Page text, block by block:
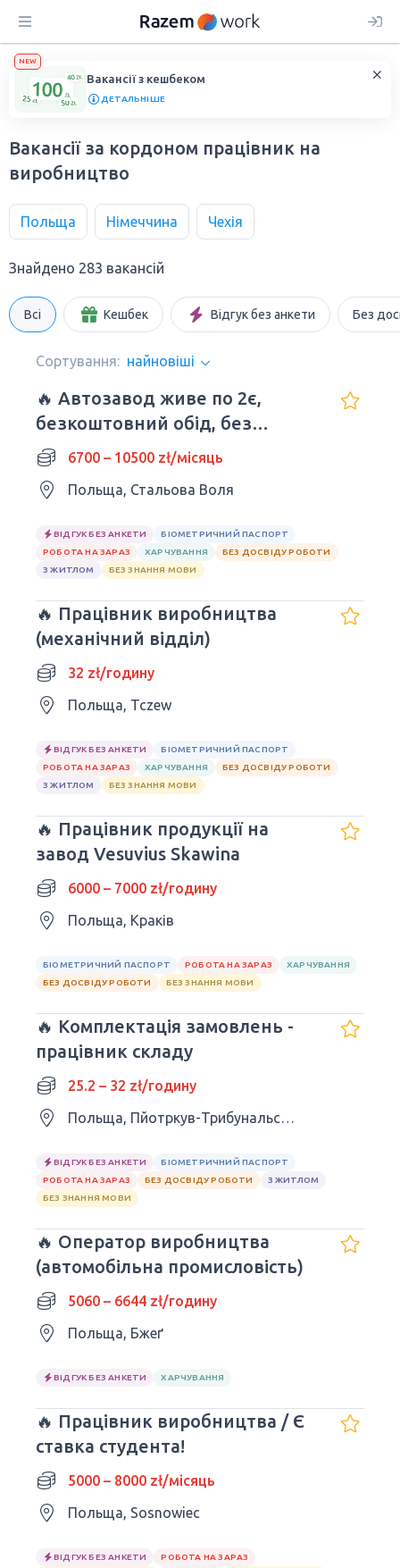
NEW
Вакансії з кешбеком
ДЕТАЛЬНІШЕ
Вакансії за кордоном працівник на
виробництво
Польща Німеччина Чехія
Знайдено 283 вакансій
Всі Кешбек Відгук без анкети Без
Сортування: найновіші
🔥 Автозавод живе по 2є,
безкоштовний обід, без
досвіду та мови
6700 – 10500 zł/місяць
Польща, Стальова Воля
ВІДГУК БЕЗ АНКЕТИ
БІОМЕТРИЧНИЙ ПАСПОРТ
РОБОТА НА ЗАРАЗ
ХАРЧУВАННЯ
БЕЗ ДОСВІДУ РОБОТИ
З ЖИТЛОМ
БЕЗ ЗНАННЯ МОВИ
🔥 Працівник виробництва
(механічний відділ)
32 zł/годину
Польща, Tczew
ВІДГУК БЕЗ АНКЕТИ
БІОМЕТРИЧНИЙ ПАСПОРТ
РОБОТА НА ЗАРАЗ
ХАРЧУВАННЯ
БЕЗ ДОСВІДУ РОБОТИ
З ЖИТЛОМ
БЕЗ ЗНАННЯ МОВИ
🔥 Працівник продукції на
завод Vesuvius Skawina
6000 – 7000 zł/годину
Польща, Краків
БІОМЕТРИЧНИЙ ПАСПОРТ РОБОТА НА ЗАРАЗ
ХАРЧУВАННЯ
БЕЗ ДОСВІДУ РОБОТИ
БЕЗ ЗНАННЯ МОВИ
🔥 Комплектація замовлень -
працівник складу
25.2 – 32 zł/годину
Польща, Пйотркув-Трибунальський
ВІДГУК БЕЗ АНКЕТИ
БІОМЕТРИЧНИЙ ПАСПОРТ
РОБОТА НА ЗАРАЗ
БЕЗ ДОСВІДУ РОБОТИ
З ЖИТЛОМ
БЕЗ ЗНАННЯ МОВИ
🔥 Оператор виробництва
(автомобільна промисловість)
5060 – 6644 zł/годину
Польща, Бжеґ
ВІДГУК БЕЗ АНКЕТИ ХАРЧУВАННЯ
🔥 Працівник виробництва / Є
ставка студента!
5000 – 8000 zł/місяць
Польща, Sosnowiec
ВІДГУК БЕЗ АНКЕТИ
РОБОТА НА ЗАРАЗ